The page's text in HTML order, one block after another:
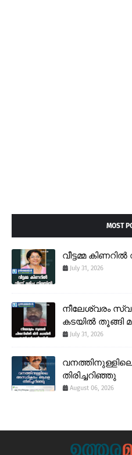
MOST
വീട്ടമ്മ
July 31, 2026
നീലേശ്വരം
കടയിൽ തൂങ്ങി
July 31, 2026
തിരിച്ചറിഞ്ഞു
August 06, 2026